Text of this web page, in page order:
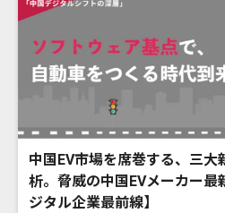
中国EV市場を席巻する、三
析。脅威の中国EVメーカー最
ジタル企業最前線】